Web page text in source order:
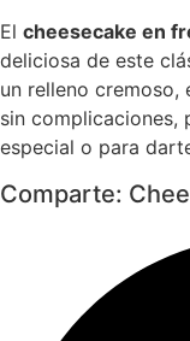
El cheesecake en
deliciosa de este
un relleno cremoso,
sin complicaciones,
especial o para
Comparte: